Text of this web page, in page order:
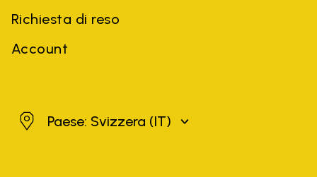
Richiesta di reso
Account
SvizzeraPaese: Svizzera (IT)